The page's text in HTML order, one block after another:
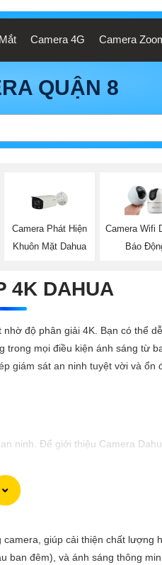
Camera 4G Camera
QUẬN 8
Camera Phát Hiện
Khuôn Mặt Dahua
Camera Wifi
Báo
4K DAHUA
độ phân giải 4K. Bạn có thể
mọi điều kiện ánh sáng từ
giám sát an ninh tuyệt vời và ổn
ninh. Để giới thiệu Camera
ảnh sắc nét và tính năng an
Camera Dahua chính hãng với
giúp cải thiện chất lượng
đêm), và ánh sáng thông